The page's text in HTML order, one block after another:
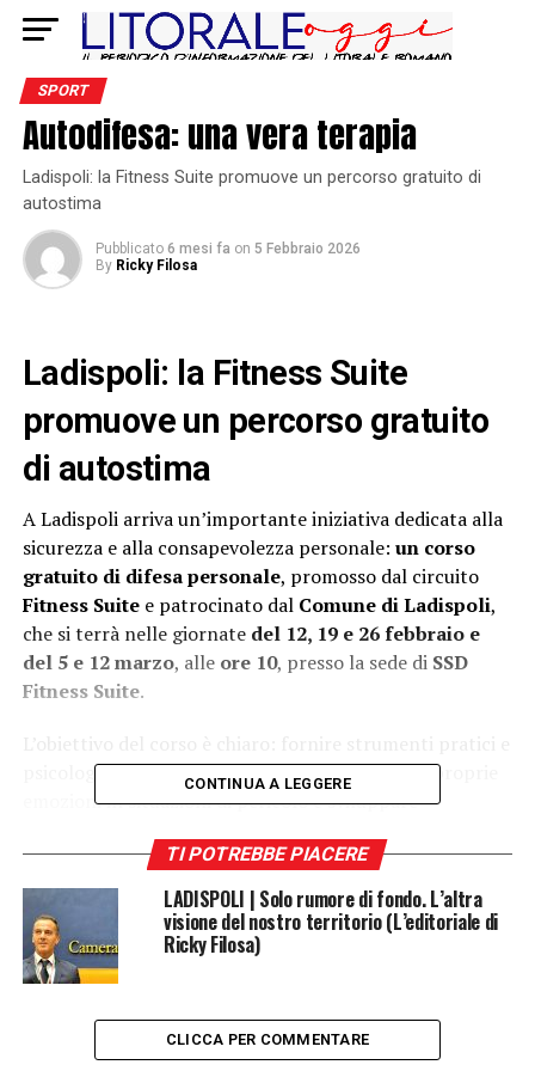
SPORT
Autodifesa: una vera terapia
Ladispoli: la Fitness Suite promuove un percorso gratuito di
autostima
Pubblicato 6 mesi fa on 5 Febbraio 2026
By Ricky Filosa
Ladispoli: la Fitness Suite
promuove un percorso gratuito
di autostima
A Ladispoli arriva un’importante iniziativa dedicata alla
sicurezza e alla consapevolezza personale: un corso
gratuito di difesa personale, promosso dal circuito
Fitness Suitee patrocinato dal Comune di Ladispoli,
che si terrà nelle giornate del 12, 19 e 26 febbraio e
del 5 e 12 marzo, alle ore 10, presso la sede di SSD
Fitness Suite.
psicologici per imparare a difendersi, gestire le proprie
emozioni in situazioni di pericolo e sviluppare
fisiche, ma di un vero e proprio percorso di crescita
personale che aiuta a riconoscere i rischi, prevenirli e
affrontarli con maggiore consapevolezza.
L’iniziativa nasce con una
particolare attenzione verso le
donne, spesso più esposte a
CONTINUA A LEGGERE
TI POTREBBE PIACERE
LADISPOLI | Solo rumore di fondo. L’altra
visione del nostro territorio (L’editoriale di
Ricky Filosa)
CLICCA PER COMMENTARE